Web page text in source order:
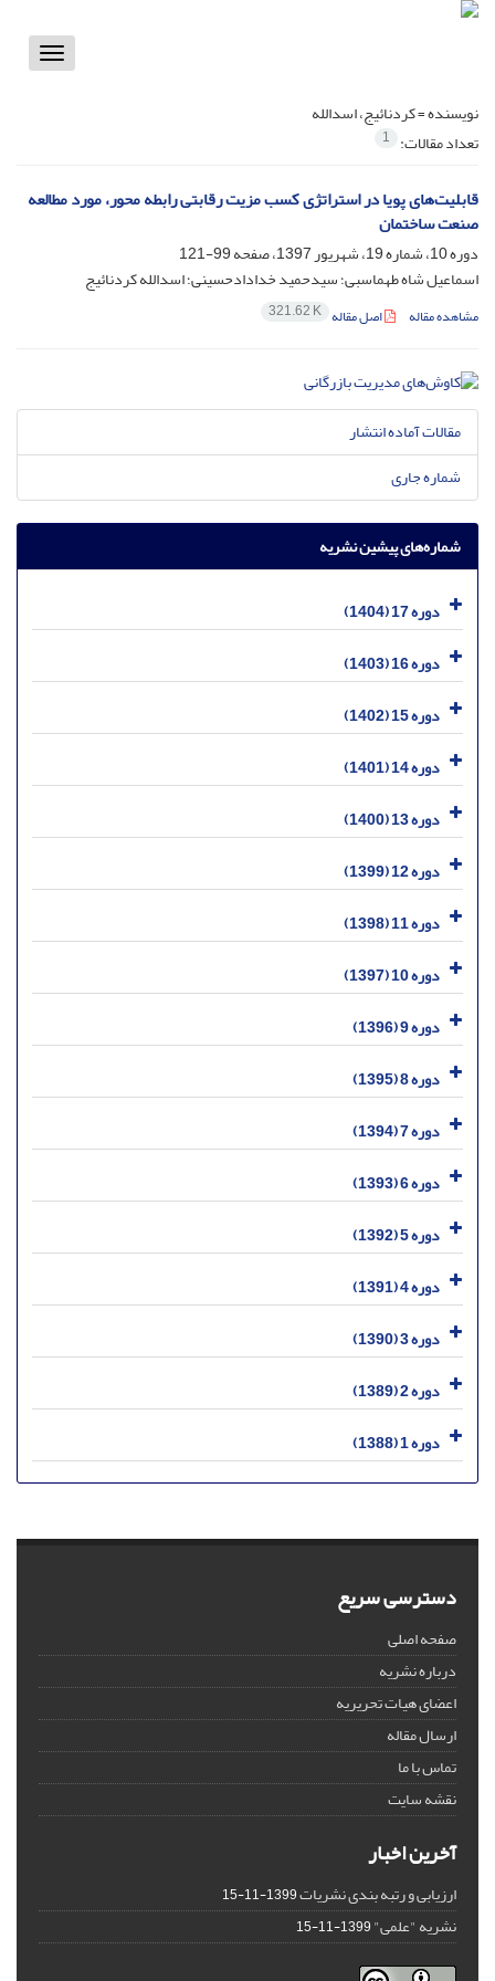
Toggle
نویسنده =کردنائیج، اسدالله
تعداد مقالات: 1
قابلیت‌های پویا در استراتژی کسب مزیت رقابتی رابطه محور، مورد مطالعه
صنعت ساختمان
دوره 10، شماره 19، شهریور 1397، صفحه
99-121
اسماعیل شاه طهماسبی؛ سیدحمید خدادادحسینی؛ اسدالله کردنائیج
مشاهده مقاله اصل مقاله 321.62 K
مقالات آماده انتشار
شماره جاری
شماره‌های پیشین نشریه
دوره 17 (1404)
دوره 16 (1403)
دوره 15 (1402)
دوره 14 (1401)
دوره 13 (1400)
دوره 12 (1399)
دوره 11 (1398)
دوره 10 (1397)
دوره 9 (1396)
دوره 8 (1395)
دوره 7 (1394)
دوره 6 (1393)
دوره 5 (1392)
دوره 4 (1391)
دوره 3 (1390)
دوره 2 (1389)
دوره 1 (1388)
دسترسی سریع
صفحه اصلی
درباره نشریه
اعضای هیات تحریریه
ارسال مقاله
تماس با ما
نقشه سایت
آخرین اخبار
ارزیابی و رتبه بندی نشریات1399-11-15
نشریه "علمی"1399-11-15